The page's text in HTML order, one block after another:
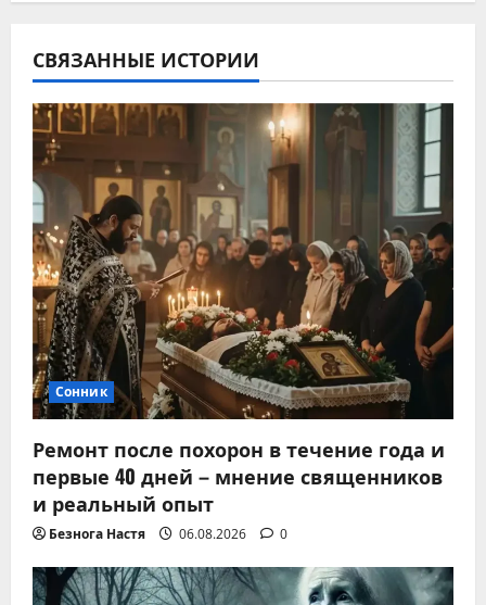
СВЯЗАННЫЕ ИСТОРИИ
Сонник
Ремонт после похорон в течение года и
первые 40 дней – мнение священников
и реальный опыт
Безнога Настя 06.08.2026 0